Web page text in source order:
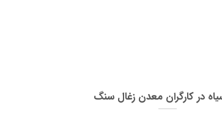
در کارگران معدن زغال سنگ